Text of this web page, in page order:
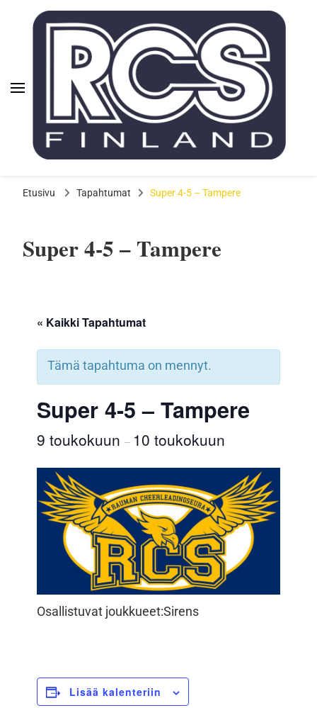
Rauman Cheerleadingseura
ry | RCS
Cheerleadingseura ry |
Etusivu Tapahtumat Super 4-5 – Tampere
Super 4-5 – Tampere
« Kaikki Tapahtumat
Tämä tapahtuma on mennyt.
Super 4-5 – Tampere
9 toukokuun – 10 toukokuun
Osallistuvat joukkueet:Sirens
Lisää kalenteriin